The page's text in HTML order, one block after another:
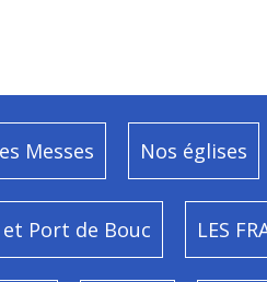
Messes Nos églises
Port de Bouc LES